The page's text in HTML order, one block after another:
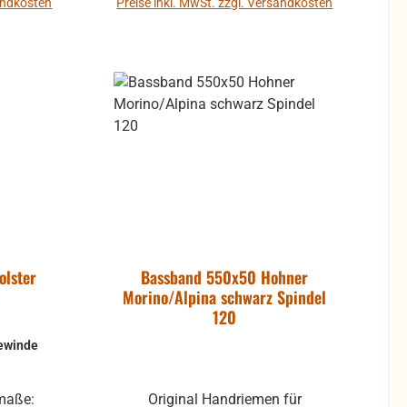
Preise inkl. MwSt. zzgl. Versandkosten
Bassband 550x50 Hohner
Morino/Alpina schwarz Spindel
120
Original Handriemen für